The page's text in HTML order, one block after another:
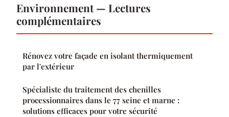
Environnement — Lectures
complémentaires
Rénovez votre façade en isolant thermiquement
par l'extérieur
Spécialiste du traitement des chenilles
processionnaires dans le 77 seine et marne :
solutions efficaces pour votre sécurité